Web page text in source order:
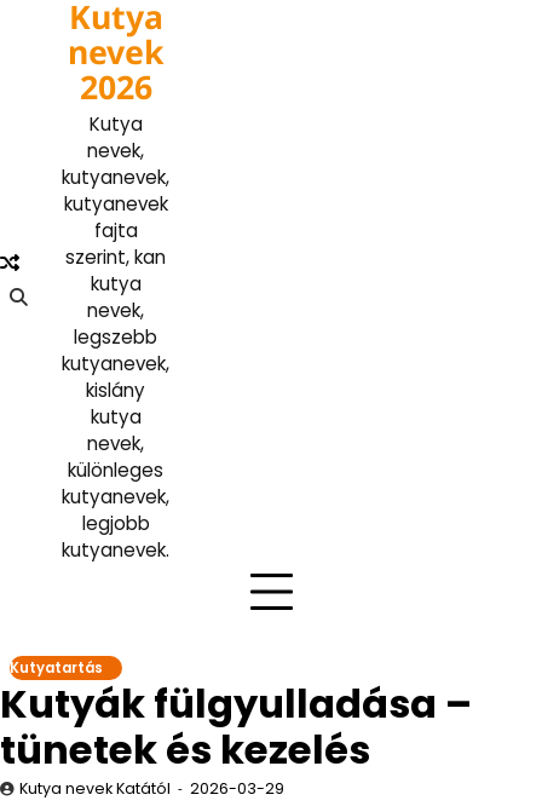
content
Kutya
nevek
2026
Kutya
nevek,
kutyanevek,
kutyanevek
fajta
szerint, kan
kutya
nevek,
legszebb
kutyanevek,
kislány
kutya
nevek,
különleges
kutyanevek,
legjobb
kutyanevek.
Kutyatartás
Kutyák fülgyulladása –
tünetek és kezelés
Kutya nevek Katától 2026-03-29